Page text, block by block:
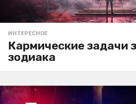
ИНТЕРЕСНОЕ
Кармические задачи
зодиака